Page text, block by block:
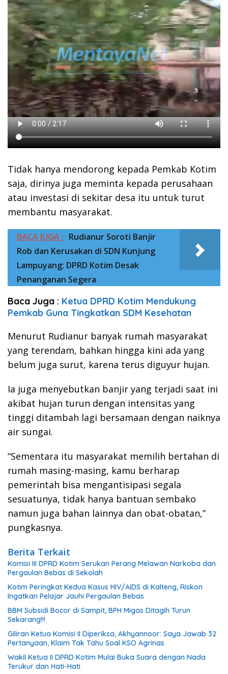
Tidak hanya mendorong kepada Pemkab Kotim
saja, dirinya juga meminta kepada perusahaan
atau investasi di sekitar desa itu untuk turut
membantu masyarakat.
BACA JUGA : Rudianur Soroti Banjir
Rob dan Kerusakan di SDN Kunjung
Lampuyang: DPRD Kotim Desak
Penanganan Segera
Baca Juga : Ketua DPRD Kotim Mendukung
Pemkab Guna Tingkatkan SDM Kesehatan
Menurut Rudianur banyak rumah masyarakat
yang terendam, bahkan hingga kini ada yang
belum juga surut, karena terus diguyur hujan.
Ia juga menyebutkan banjir yang terjadi saat ini
akibat hujan turun dengan intensitas yang
tinggi ditambah lagi bersamaan dengan naiknya
air sungai.
“Sementara itu masyarakat memilih bertahan di
rumah masing-masing, kamu berharap
pemerintah bisa mengantisipasi segala
sesuatunya, tidak hanya bantuan sembako
namun juga bahan lainnya dan obat-obatan,”
pungkasnya.
Berita Terkait
Komisi III DPRD Kotim Serukan Perang Melawan Narkoba dan
Pergaulan Bebas di Sekolah
Kotim Peringkat Kedua Kasus HIV/AIDS di Kalteng, Riskon
Ingatkan Pelajar Jauhi Pergaulan Bebas
BBM Subsidi Bocor di Sampit, BPH Migas Ditagih Turun
Sekarang!!!
Giliran Ketua Komisi II Diperiksa, Akhyannoor: Saya Jawab 32
Pertanyaan, Klaim Tak Tahu Soal KSO Agrinas
Wakil Ketua II DPRD Kotim Mulai Buka Suara dengan Nada
Terukur dan Hati-Hati